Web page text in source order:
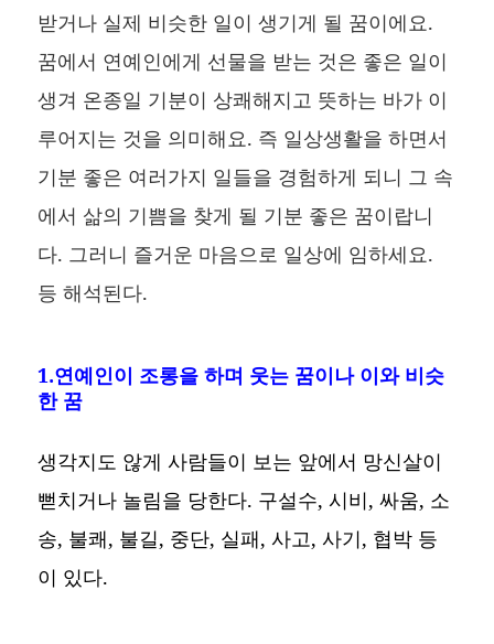
받거나 실제 비슷한 일이 생기게 될 꿈이에요.
꿈에서 연예인에게 선물을 받는 것은 좋은 일이
생겨 온종일 기분이 상쾌해지고 뜻하는 바가 이
루어지는 것을 의미해요. 즉 일상생활을 하면서
기분 좋은 여러가지 일들을 경험하게 되니 그 속
에서 삶의 기쁨을 찾게 될 기분 좋은 꿈이랍니
다. 그러니 즐거운 마음으로 일상에 임하세요.
등 해석된다.
1.연예인이 조롱을 하며 웃는 꿈이나 이와 비슷
한 꿈
생각지도 않게 사람들이 보는 앞에서 망신살이
뻗치거나 놀림을 당한다. 구설수, 시비, 싸움, 소
송, 불쾌, 불길, 중단, 실패, 사고, 사기, 협박 등
이 있다.